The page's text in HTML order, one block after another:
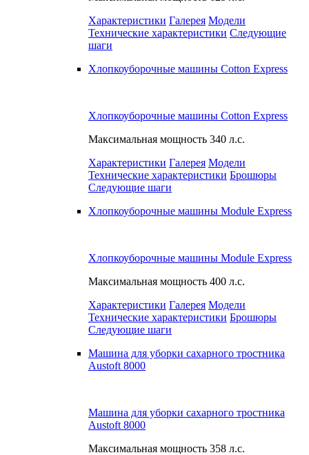
Характеристики Галерея Модели
Технические характеристики Следующие
шаги
Хлопкоуборочные машины Cotton Express
Хлопкоуборочные машины Cotton Express
Максимальная мощность 340 л.с.
Характеристики Галерея Модели
Технические характеристики Брошюры
Следующие шаги
Хлопкоуборочные машины Module Express
Хлопкоуборочные машины Module Express
Максимальная мощность 400 л.с.
Характеристики Галерея Модели
Технические характеристики Брошюры
Следующие шаги
Машина для уборки сахарного тростника
Austoft 8000
Машина для уборки сахарного тростника
Austoft 8000
Максимальная мощность 358 л.с.